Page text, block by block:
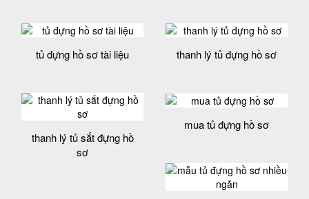
tủ đựng hồ sơ tài liệu thanh lý tủ đựng hồ sơ
thanh lý tủ sắt đựng hồ
sơ
mua tủ đựng hồ sơ